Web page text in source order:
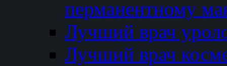
перманентному
Лучший врач
Лучший врач